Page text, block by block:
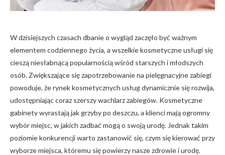
W dzisiejszych czasach dbanie o wygląd zaczęło być ważnym
elementem codziennego życia, a wszelkie kosmetyczne usługi się
cieszą niesłabnącą popularnością wśród starszych i młodszych
osób. Zwiększające się zapotrzebowanie na pielęgnacyjne zabiegi
powoduje, że rynek kosmetycznych usług dynamicznie się rozwija,
udostępniając coraz szerszy wachlarz zabiegów. Kosmetyczne
gabinety wyrastają jak grzyby po deszczu, a klienci mają ogromny
wybór miejsc, w jakich zadbać mogą o swoją urodę. Jednak takim
poziomie konkurencji warto zastanowić się, czym się kierować przy
wyborze miejsca, któremu się powierzy nasze zdrowie i urodę.